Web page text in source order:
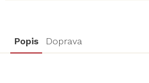
Popis Doprava